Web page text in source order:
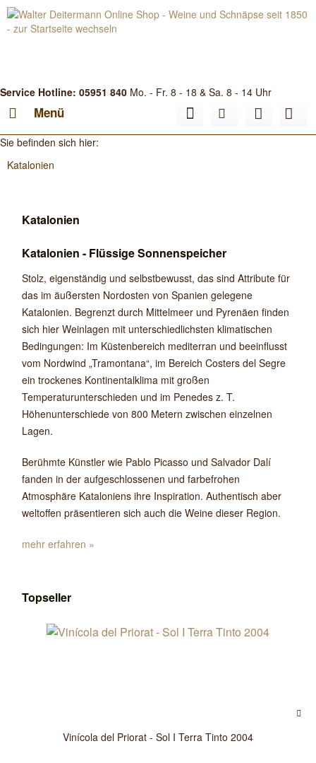
Service Hotline: 05951 840 Mo. - Fr. 8 - 18 & Sa. 8 - 14 Uhr
Menü
Sie befinden sich hier:
Katalonien
Katalonien
Katalonien - Flüssige Sonnenspeicher
Stolz, eigenständig und selbstbewusst, das sind Attribute für
das im äußersten Nordosten von Spanien gelegene
Katalonien. Begrenzt durch Mittelmeer und Pyrenäen finden
sich hier Weinlagen mit unterschiedlichsten klimatischen
Bedingungen: Im Küstenbereich mediterran und beeinflusst
vom Nordwind „Tramontana“, im Bereich Costers del Segre
ein trockenes Kontinentalklima mit großen
Temperaturunterschieden und im Penedes z. T.
Höhenunterschiede von 800 Metern zwischen einzelnen
Lagen.
Berühmte Künstler wie Pablo Picasso und Salvador Dalí
fanden in der aufgeschlossenen und farbefrohen
Atmosphäre Kataloniens ihre Inspiration. Authentisch aber
weltoffen präsentieren sich auch die Weine dieser Region.
mehr erfahren »
Topseller
Vinícola del Priorat - Sol I Terra Tinto 2004